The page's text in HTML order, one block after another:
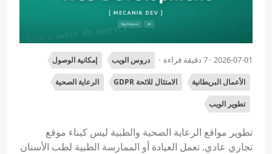
2026-07-01 7 دقيقة قراءة دروس الويب إمكانية الوصول
الأعمال البريطانية الامتثال للائحة GDPR الرعاية الصحية
تطوير الويب
تطوير مواقع الرعاية الصحية والطبية ليس كبناء موقع
تجاري عادي. تعمل العيادة أو الممارسة الطبية لطب الأسنان